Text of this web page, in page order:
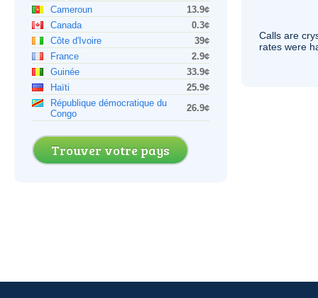
Cameroun
13.9¢
Canada
0.3¢
Côte d'Ivoire
39¢
France
2.9¢
Guinée
33.9¢
Haïti
25.9¢
République démocratique du
Congo
26.9¢
Trouver votre pays
Calls are
rates were